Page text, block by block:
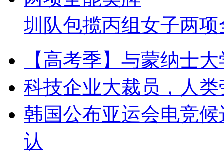
圳队包揽丙组女子两
【高考季】与蒙纳士
科技企业大裁员，人
韩国公布亚运会电竞
认